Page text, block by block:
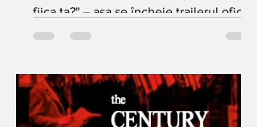
fiica ta?" – așa se încheie trailerul oficial
al celui mai nou thriller lansat în